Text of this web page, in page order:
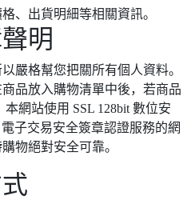
、出貨明細等相關資訊。
明
嚴格幫您把關所有個人資料。
品放入購物清單中後，若商品
網站使用 SSL 128bit 數位安
子交易安全簽章認證服務的網
物絕對安全可靠。